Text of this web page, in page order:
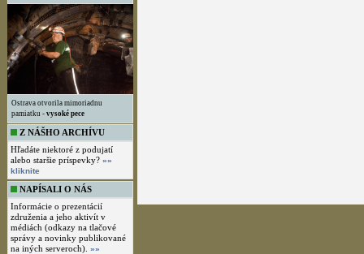
Ostrava otvorila mimoriadnu
pamiatku - vysoké pece
Z NÁŠHO ARCHÍVU
Hľadáte niektoré z podujatí
alebo staršie príspevky? »»
kliknite
NAPÍSALI O NÁS
Informácie o prezentácií
združenia a jeho aktivít v
médiách (odkazy na tlačové
správy a novinky publikované
na iných serveroch). »»